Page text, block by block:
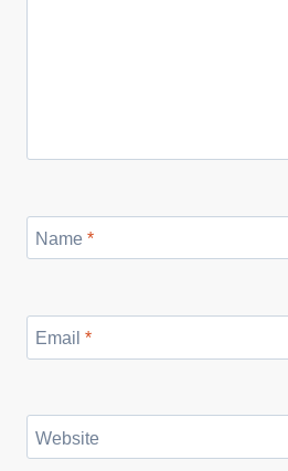
Name *
Email *
Website